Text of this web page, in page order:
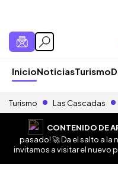
InicioNoticiasTurismo
Turismo Las Cascadas
CONTENIDO DE
pasado! 🚀 Da el salto a la
invitamos a visitar el nuevo